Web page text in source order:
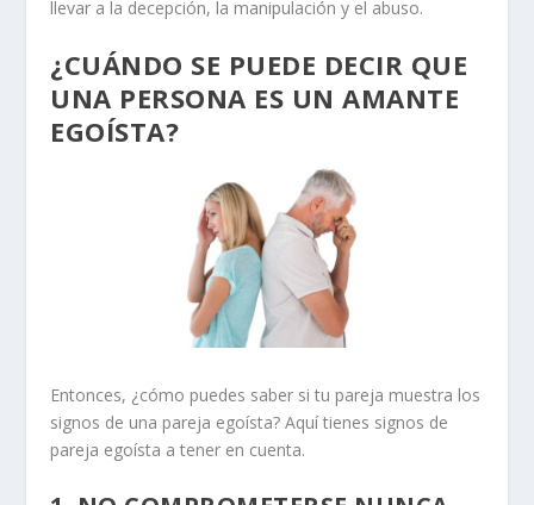
llevar a la decepción, la manipulación y el abuso.
¿CUÁNDO SE PUEDE DECIR QUE
UNA PERSONA ES UN AMANTE
EGOÍSTA?
Entonces, ¿cómo puedes saber si tu pareja muestra los
signos de una pareja egoísta? Aquí tienes signos de
pareja egoísta a tener en cuenta.